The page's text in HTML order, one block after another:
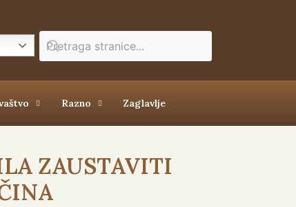
Razno Zaglavlje
ZAUSTAVITI